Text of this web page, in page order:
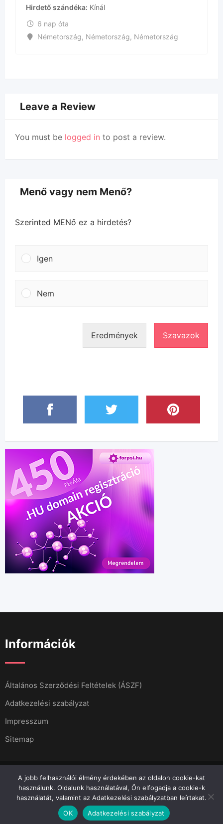
Hirdető szándéka Kínál
6 nap óta
Németország, Németország, Németország
Leave a Review
You must be logged in to post a review.
Menő vagy nem Menő?
Szerinted MENő ez a hirdetés?
Igen
Nem
Eredmények Szavazok
Információk
Általános Szerződési Feltételek (ÁSZF)
Adatkezelési szabályzat
Impresszum
Sitemap
Minden jog fenntartva 2023.Menő Apró
A jobb felhasználói élmény érdekében az oldalon cookie-kat
használunk. Oldalunk használatával, Ön elfogadja a cookie-k
használatát, valamint az Adatkezelési szabályzatban leírtakat.
OK
Adatkezelési szabályzat